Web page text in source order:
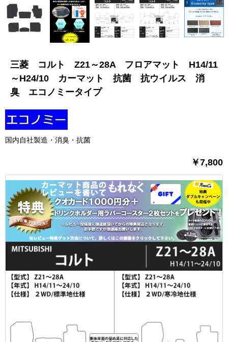
三菱 コルト Z21～28A フロアマット H14/11
～H24/10 カーマット 抗菌 抗ウイルス 消
臭 エコノミータイプ
国内自社製造・消臭・抗菌
￥7,800